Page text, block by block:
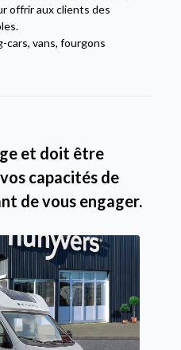
offrir aux clients des
cars, vans, fourgons
et doit être
capacités de
de vous engager.